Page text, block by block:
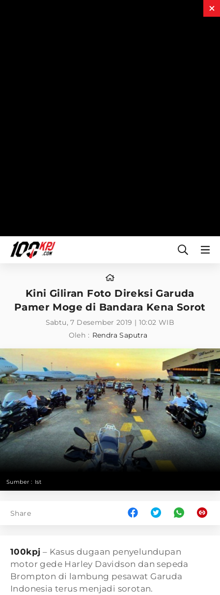
Kini Giliran Foto Direksi Garuda
Pamer Moge di Bandara Kena Sorot
Sabtu, 7 Desember 2019 | 10:02 WIB
Oleh : Rendra Saputra
Sumber : Ist
Share
100kpj – Kasus dugaan penyelundupan
motor gede Harley Davidson dan sepeda
Brompton di lambung pesawat Garuda
Indonesia terus menjadi sorotan.